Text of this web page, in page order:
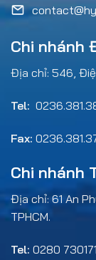
Chi nhánh
Địa chỉ: 546,
Tel:
Fax:
Chi nhánh
Địa chỉ: 61 An
TPHCM.
Tel: 0280